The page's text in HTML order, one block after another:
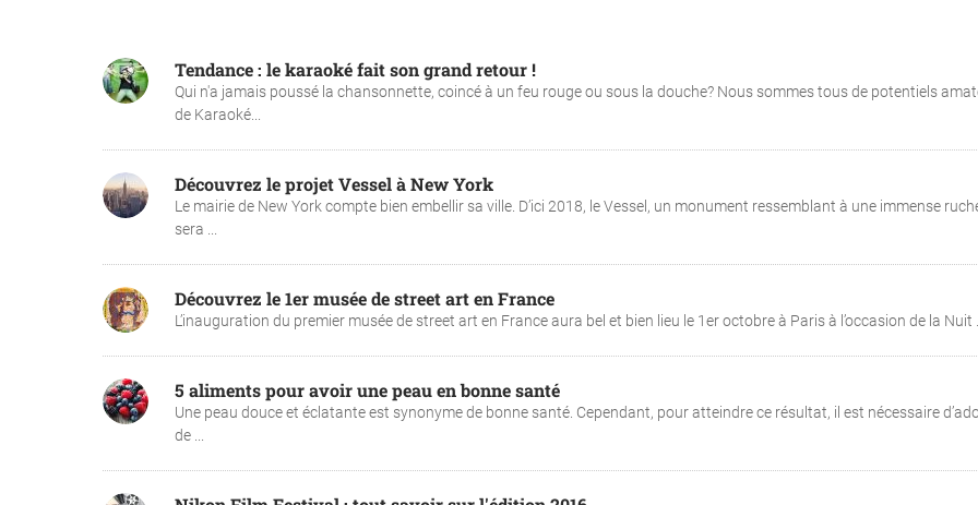
Tendance : le karaoké fait son grand retour !
Qui n'a jamais poussé la chansonnette, coincé à un feu rouge ou sous la douche? Nous sommes tous de potentiels
de Karaoké...
Découvrez le projet Vessel à New York
Le mairie de New York compte bien embellir sa ville. D’ici 2018, le Vessel, un monument ressemblant à une immense
sera ...
Découvrez le 1er musée de street art en France
L’inauguration du premier musée de street art en France aura bel et bien lieu le 1er octobre à Paris à l’occasion de la Nuit ...
5 aliments pour avoir une peau en bonne santé
Une peau douce et éclatante est synonyme de bonne santé. Cependant, pour atteindre ce résultat, il est nécessaire
de ...